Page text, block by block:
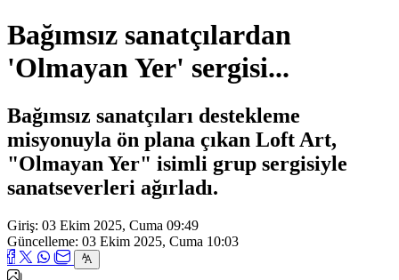
Bağımsız sanatçılardan
'Olmayan Yer' sergisi...
Bağımsız sanatçıları destekleme
misyonuyla ön plana çıkan Loft Art,
"Olmayan Yer" isimli grup sergisiyle
sanatseverleri ağırladı.
Giriş: 03 Ekim 2025, Cuma 09:49
Güncelleme: 03 Ekim 2025, Cuma 10:03